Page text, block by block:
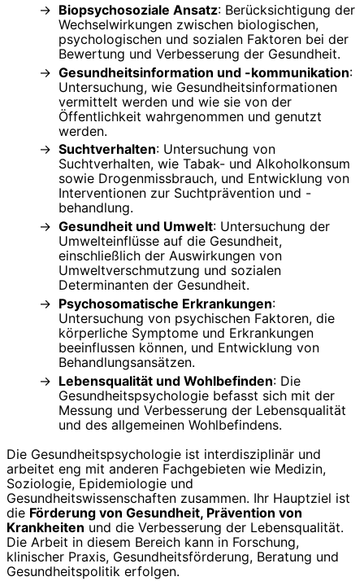
Biopsychosoziale Ansatz: Berücksichtigung der
Wechselwirkungen zwischen biologischen,
psychologischen und sozialen Faktoren bei der
Bewertung und Verbesserung der Gesundheit.
Gesundheitsinformation und -kommunikation:
Untersuchung, wie Gesundheitsinformationen
vermittelt werden und wie sie von der
Öffentlichkeit wahrgenommen und genutzt
werden.
Suchtverhalten: Untersuchung von
Suchtverhalten, wie Tabak- und Alkoholkonsum
sowie Drogenmissbrauch, und Entwicklung von
Interventionen zur Suchtprävention und -
behandlung.
Gesundheit und Umwelt: Untersuchung der
Umwelteinflüsse auf die Gesundheit,
einschließlich der Auswirkungen von
Umweltverschmutzung und sozialen
Determinanten der Gesundheit.
Psychosomatische Erkrankungen:
Untersuchung von psychischen Faktoren, die
körperliche Symptome und Erkrankungen
beeinflussen können, und Entwicklung von
Behandlungsansätzen.
Lebensqualität und Wohlbefinden: Die
Gesundheitspsychologie befasst sich mit der
Messung und Verbesserung der Lebensqualität
und des allgemeinen Wohlbefindens.
Die Gesundheitspsychologie ist interdisziplinär und
arbeitet eng mit anderen Fachgebieten wie Medizin,
Soziologie, Epidemiologie und
Gesundheitswissenschaften zusammen. Ihr Hauptziel ist
die Förderung von Gesundheit, Prävention von
Krankheiten und die Verbesserung der Lebensqualität.
Die Arbeit in diesem Bereich kann in Forschung,
klinischer Praxis, Gesundheitsförderung, Beratung und
Gesundheitspolitik erfolgen.